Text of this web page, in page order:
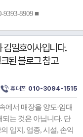
8909 ■
김일호이사입니다.
된 블로그 참고
휴대폰 010-3094-1515
에서 매장을 양도·임대
는 것은 아닙니다. 단
입지, 업종, 시설, 손익